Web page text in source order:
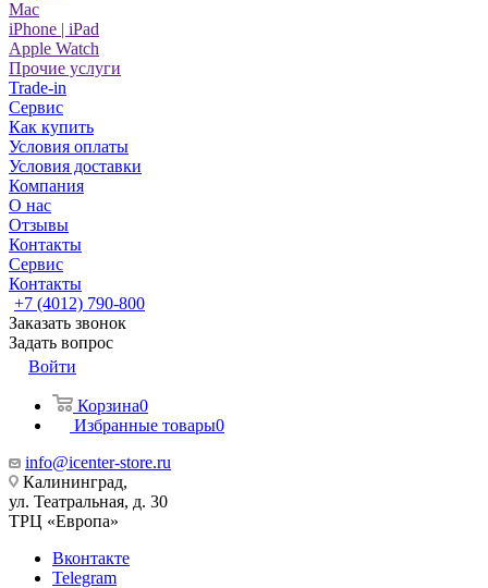
Mac
iPhone | iPad
Apple Watch
Прочие услуги
Trade-in
Сервис
Как купить
Условия оплаты
Условия доставки
Компания
О нас
Отзывы
Контакты
Сервис
Контакты
+7 (4012) 790-800
Заказать звонок
Задать вопрос
Войти
Корзина0
Избранные товары0
info@icenter-store.ru
Калининград,
ул. Театральная, д. 30
ТРЦ «Европа»
Вконтакте
Telegram